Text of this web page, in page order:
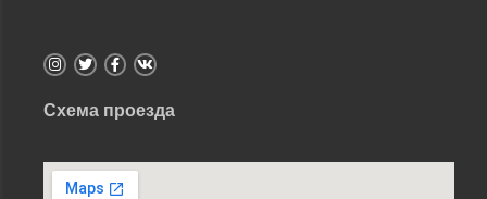
Схема проезда